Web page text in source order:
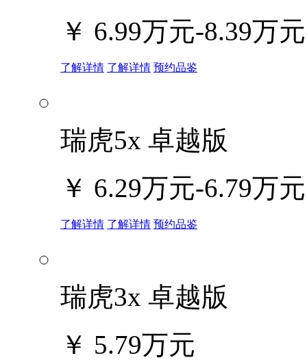
￥ 6.99万元-8.39万元
了解详情 了解详情 预约品鉴
瑞虎5x 卓越版
￥ 6.29万元-6.79万元
了解详情 了解详情 预约品鉴
瑞虎3x 卓越版
￥ 5.79万元